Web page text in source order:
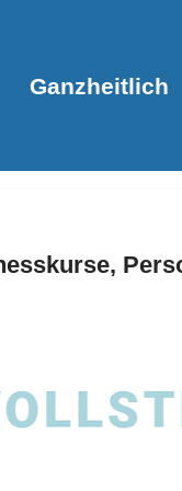
Ganzheitlich